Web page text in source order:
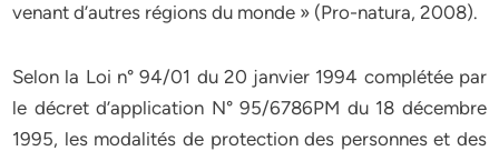
venant d’autres régions du monde » (Pro-natura, 2008).
Selon la Loi n° 94/01 du 20 janvier 1994 complétée par
le décret d’application N° 95/6786PM du 18 décembre
1995, les modalités de protection des personnes et des